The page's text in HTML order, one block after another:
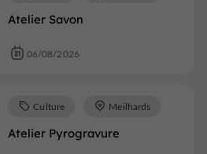
Atelier Savon
06/08/2026
Atelier Pyrogravure
Culture Meilhards